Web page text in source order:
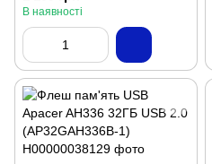
В наявності